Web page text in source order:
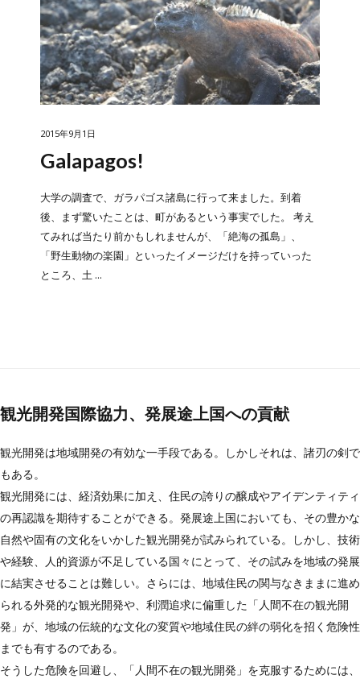
2015年9月1日
Galapagos!
大学の調査で、ガラパゴス諸島に行って来ました。到着
後、まず驚いたことは、町があるという事実でした。 考え
てみれば当たり前かもしれませんが、「絶海の孤島」、
「野生動物の楽園」といったイメージだけを持っていった
ところ、土 ...
観光開発国際協力、発展途上国への貢献
観光開発は地域開発の有効な一手段である。しかしそれは、諸刃の剣で
もある。
観光開発には、経済効果に加え、住民の誇りの醸成やアイデンティティ
の再認識を期待することができる。発展途上国においても、その豊かな
自然や固有の文化をいかした観光開発が試みられている。しかし、技術
や経験、人的資源が不足している国々にとって、その試みを地域の発展
に結実させることは難しい。さらには、地域住民の関与なきままに進め
られる外発的な観光開発や、利潤追求に偏重した「人間不在の観光開
発」が、地域の伝統的な文化の変質や地域住民の絆の弱化を招く危険性
までも有するのである。
そうした危険を回避し、「人間不在の観光開発」を克服するためには、